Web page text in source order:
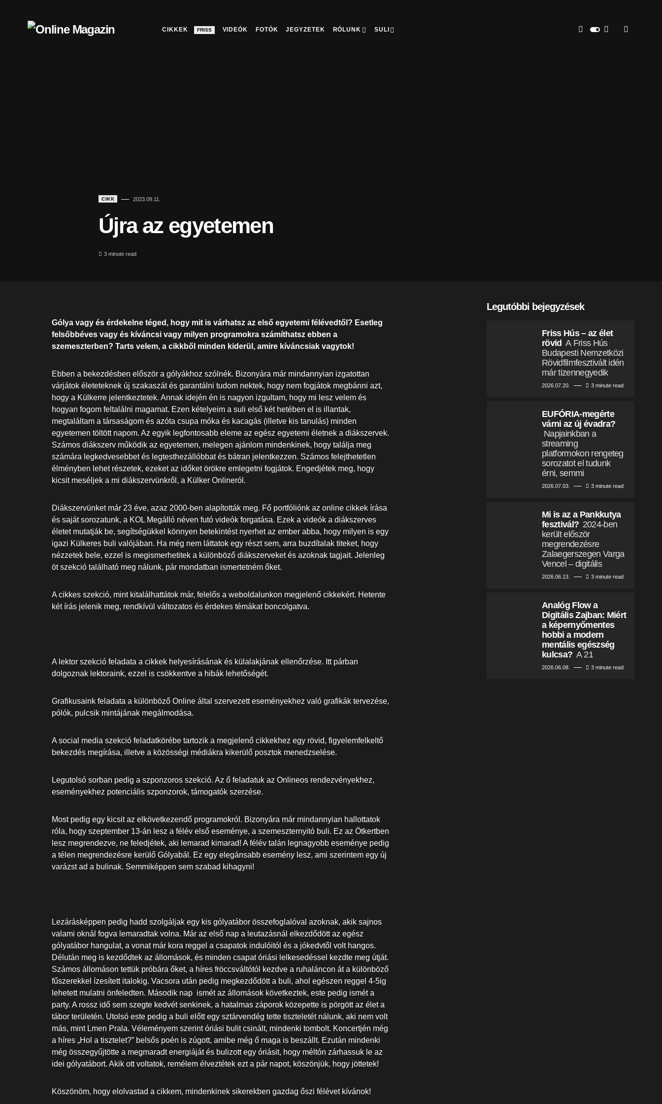
CIKKEK FRISS VIDEÓK FOTÓK JEGYZETEK RÓLUNK SULI
CIKK 2023.09.11.
Újra az egyetemen
3 minute read
Gólya vagy és érdekelne téged, hogy mit is várhatsz az első egyetemi félévedtől? Esetleg
felsőbbéves vagy és kíváncsi vagy milyen programokra számíthatsz ebben a
szemeszterben? Tarts velem, a cikkből minden kiderül, amire kíváncsiak vagytok!
Ebben a bekezdésben először a gólyákhoz szólnék. Bizonyára már mindannyian izgatottan
várjátok életeteknek új szakaszát és garantálni tudom nektek, hogy nem fogjátok megbánni azt,
hogy a Külkerre jelentkeztetek. Annak idején én is nagyon izgultam, hogy mi lesz velem és
hogyan fogom feltalálni magamat. Ezen kételyeim a suli első két hetében el is illantak,
megtaláltam a társaságom és azóta csupa móka és kacagás (illetve kis tanulás) minden
egyetemen töltött napom. Az egyik legfontosabb eleme az egész egyetemi életnek a diákszervek.
Számos diákszerv működik az egyetemen, melegen ajánlom mindenkinek, hogy találja meg
számára legkedvesebbet és legtesthezállóbbat és bátran jelentkezzen. Számos felejthetetlen
élményben lehet részetek, ezeket az időket örökre emlegetni fogjátok. Engedjétek meg, hogy
kicsit meséljek a mi diákszervünkről, a Külker Onlineról.
Diákszervünket már 23 éve, azaz 2000-ben alapították meg. Fő portfóliónk az online cikkek írása
és saját sorozatunk, a KOL Megálló néven futó videók forgatása. Ezek a videók a diákszerves
életet mutatják be, segítségükkel könnyen betekintést nyerhet az ember abba, hogy milyen is egy
igazi Külkeres buli valójában. Ha még nem láttatok egy részt sem, arra buzdítalak titeket, hogy
nézzetek bele, ezzel is megismerhetitek a különböző diákszerveket és azoknak tagjait. Jelenleg
öt szekció található meg nálunk, pár mondatban ismertetném őket.
A cikkes szekció, mint kitalálhattátok már, felelős a weboldalunkon megjelenő cikkekért. Hetente
két írás jelenik meg, rendkívül változatos és érdekes témákat boncolgatva.
A lektor szekció feladata a cikkek helyesírásának és külalakjának ellenőrzése. Itt párban
dolgoznak lektoraink, ezzel is csökkentve a hibák lehetőségét.
Grafikusaink feladata a különböző Online által szervezett eseményekhez való grafikák tervezése,
pólók, pulcsik mintájának megálmodása.
A social media szekció feladatkörébe tartozik a megjelenő cikkekhez egy rövid, figyelemfelkeltő
bekezdés megírása, illetve a közösségi médiákra kikerülő posztok menedzselése.
Legutolsó sorban pedig a szponzoros szekció. Az ő feladatuk az Onlineos rendezvényekhez,
eseményekhez potenciális szponzorok, támogatók szerzése.
Most pedig egy kicsit az elkövetkezendő programokról. Bizonyára már mindannyian hallottatok
róla, hogy szeptember 13-án lesz a félév első eseménye, a szemeszternyitó buli. Ez az Ötkertben
lesz megrendezve, ne feledjétek, aki lemarad kimarad! A félév talán legnagyobb eseménye pedig
a télen megrendezésre kerülő Gólyabál. Ez egy elegánsabb esemény lesz, ami szerintem egy új
varázst ad a bulinak. Semmiképpen sem szabad kihagyni!
Lezárásképpen pedig hadd szolgáljak egy kis gólyatábor összefoglalóval azoknak, akik sajnos
valami oknál fogva lemaradtak volna. Már az első nap a leutazásnál elkezdődött az egész
gólyatábor hangulat, a vonat már kora reggel a csapatok indulóitól és a jókedvtől volt hangos.
Délután meg is kezdődtek az állomások, és minden csapat óriási lelkesedéssel kezdte meg útját.
Számos állomáson tettük próbára őket, a híres fröccsváltótól kezdve a ruhaláncon át a különböző
fűszerekkel ízesített italokig. Vacsora után pedig megkezdődött a buli, ahol egészen reggel 4-5ig
lehetett mulatni önfeledten. Második nap ismét az állomások következtek, este pedig ismét a
party. A rossz idő sem szegte kedvét senkinek, a hatalmas záporok közepette is pörgött az élet a
tábor területén. Utolsó este pedig a buli előtt egy sztárvendég tette tiszteletét nálunk, aki nem volt
más, mint Lmen Prala. Véleményem szerint óriási bulit csinált, mindenki tombolt. Koncertjén még
a híres „Hol a tisztelet?” belsős poén is zúgott, amibe még ő maga is beszállt. Ezután mindenki
még összegyűjtötte a megmaradt energiáját és bulizott egy óriásit, hogy méltón zárhassuk le az
idei gólyatábort. Akik ott voltatok, remélem élveztétek ezt a pár napot, köszönjük, hogy jöttetek!
Köszönöm, hogy elolvastad a cikkem, mindenkinek sikerekben gazdag őszi félévet kívánok!
Legutóbbi bejegyzések
Friss Hús – az élet
rövid A Friss Hús
Budapesti Nemzetközi
Rövidfilmfesztivált idén
már tizennegyedik
2026.07.20. 3 minute read
EUFÓRIA-megérte
várni az új évadra?
Napjainkban a
streaming
platformokon rengeteg
sorozatot el tudunk
érni, semmi
2026.07.03. 3 minute read
Mi is az a Pankkutya
fesztivál? 2024-ben
került először
megrendezésre
Zalaegerszegen Varga
Vencel – digitális
2026.06.13. 3 minute read
Analóg Flow a
Digitális Zajban: Miért
a képernyőmentes
hobbi a modern
mentális egészség
kulcsa? A 21
2026.06.08. 3 minute read